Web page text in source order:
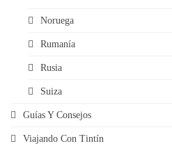
Noruega
Rumanía
Rusia
Suiza
Guías Y Consejos
Viajando Con Tintín